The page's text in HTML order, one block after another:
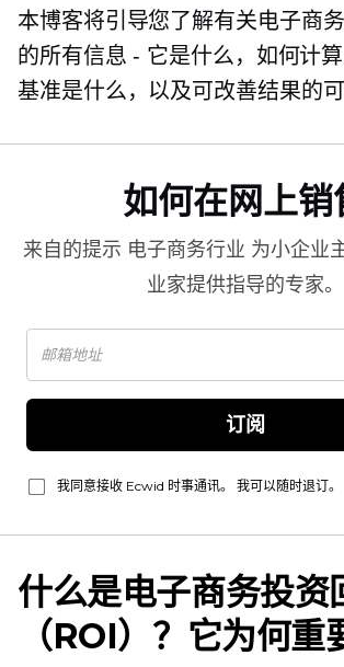
本博客将引导您了解有关电子商
的所有信息 - 它是什么，如何计
基准是什么，以及可改善结果的可
如何在网上销
来自的提示 电子商务行业 为小企业
业家提供指导的专家。
订阅
我同意接收 Ecwid 时事通讯。 我可以随时退订。
什么是电子商务投资
（ROI）？它为何重